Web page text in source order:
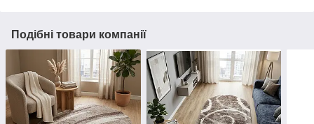
Подібні товари компанії